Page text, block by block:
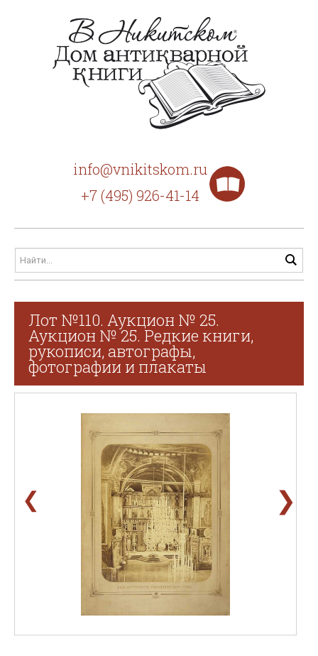
info@vnikitskom.ru
+7 (495) 926-41-14
Лот №110. Аукцион № 25.
Аукцион № 25. Редкие книги,
рукописи, автографы,
фотографии и плакаты
❮ ❯